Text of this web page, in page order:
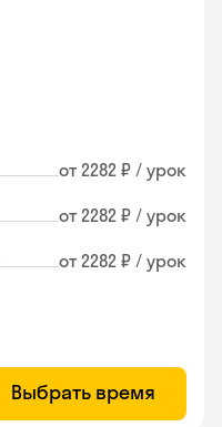
от 2282 ₽ / урок
от 2282 ₽ / урок
от 2282 ₽ / урок
Выбрать время